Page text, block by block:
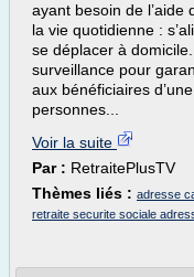
ayant besoin de l’aide
la vie quotidienne :
se déplacer à
surveillance pour
aux bénéficiaires
personnes...
Voir la suite
Par : RetraitePlusTV
Thèmes liés : adresse
retraite securite sociale